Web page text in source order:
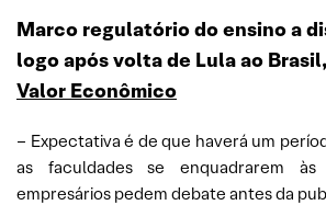
Marco regulatório do ensino a
logo após volta de Lula ao
Valor Econômico
– Expectativa é de que haverá um
as faculdades se enquadrarem às
empresários pedem debate antes da